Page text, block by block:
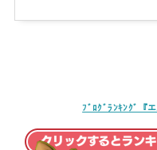
ﾌﾞﾛｸﾞﾗﾝｷﾝｸﾞ『